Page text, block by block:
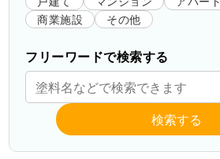
商業施設
その他
フリーワードで検索する
検索する